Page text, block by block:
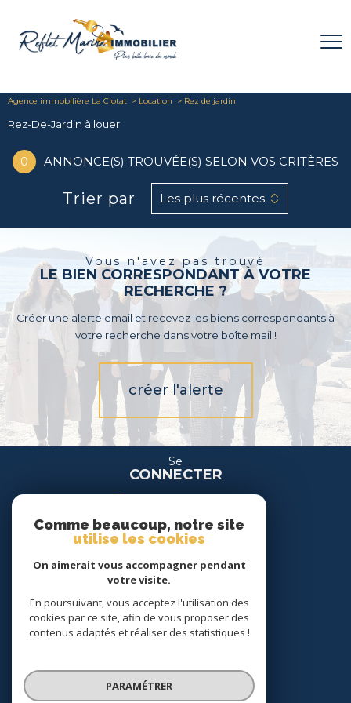
Agence immobilière La Ciotat Location Rez de jardin
Rez-De-Jardin à louer
0 ANNONCE(S) TROUVÉE(S) SELON VOS CRITÈRES
Trier par Les plus récentes
Vous n'avez pas trouvé
LE BIEN CORRESPONDANT À VOTRE
RECHERCHE ?
Créer une alerte email et recevez les biens correspondants à
votre recherche dans votre boîte mail !
créer l'alerte
Se
CONNECTER
espace location
Nous
SUIVRE
Comme beaucoup, notre site
utilise les cookies
On aimerait vous accompagner pendant
votre visite.
En poursuivant, vous acceptez l'utilisation des
cookies par ce site, afin de vous proposer des
contenus adaptés et réaliser des statistiques !
PARAMÉTRER